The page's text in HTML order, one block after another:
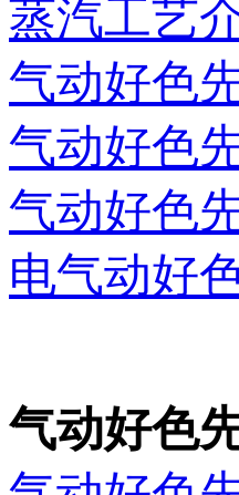
蒸汽工艺
气动好色
气动好色
气动好色
电气动好
气动好色